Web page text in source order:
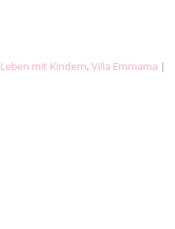
Leben mit Kindern,Villa Emmama |